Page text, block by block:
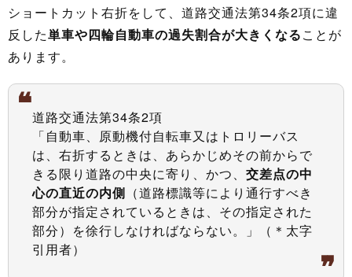
ショートカット右折をして、道路交通法第34条2項に違
反した単車や四輪自動車の過失割合が大きくなることが
あります。
道路交通法第34条2項
「自動車、原動機付自転車又はトロリーバス
は、右折するときは、あらかじめその前からで
きる限り道路の中央に寄り、かつ、 交差点の中
心の直近の内側 （道路標識等により通行すべき
部分が指定されているときは、その指定された
部分）を徐行しなければならない。」（＊太字
引用者）